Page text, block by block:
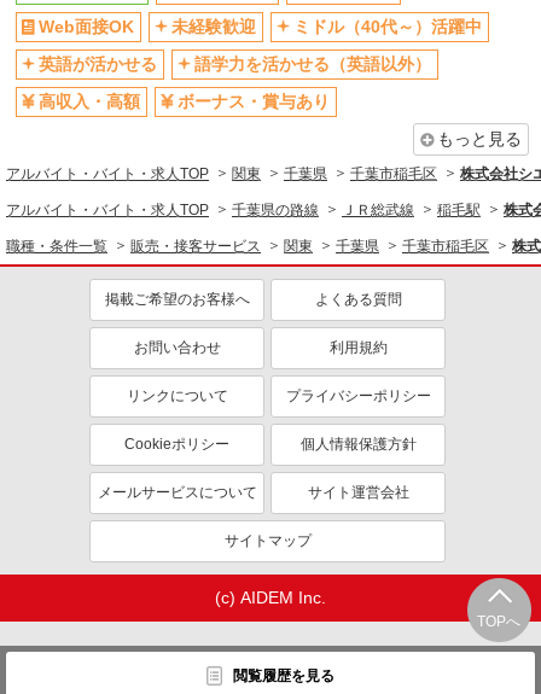
同じ職種から求人を探す
販売・接客サービス
家電・携帯販売
未経験歓迎
ミドル（40代～）活躍中
英語が活かせる
ボーナス・賞与あり
日払い
車通勤OK
交通費支給
社会保険あり
TOPへ
閲覧履歴を見る
Web面接OK
未経験歓迎
ミドル（40代～）活躍中
英語が活かせる
語学力を活かせる（英語以外）
高収入・高額
ボーナス・賞与あり
もっと見る
アルバイト・バイト・求人TOP 関東 千葉県 千葉市稲毛区 株式会社シ
アルバイト・バイト・求人TOP 千葉県の路線 ＪＲ総武線 稲毛駅 株式
職種・条件一覧 販売・接客サービス 関東 千葉県 千葉市稲毛区 株
掲載ご希望のお客様へ よくある質問
お問い合わせ 利用規約
リンクについて プライバシーポリシー
Cookieポリシー 個人情報保護方針
メールサービスについて サイト運営会社
サイトマップ
(c) AIDEM Inc.